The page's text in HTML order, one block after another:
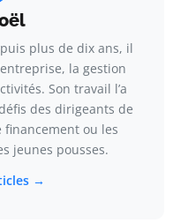
plus de dix ans, il
la gestion
Son travail l’a
des dirigeants de
financement ou les
jeunes pousses.
→